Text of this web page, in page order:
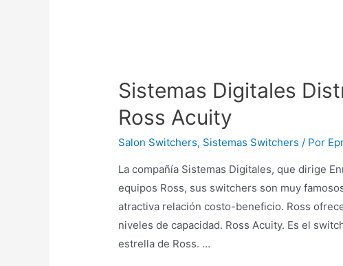
Sistemas Digitales
Ross Acuity
Salon Switchers, Sistemas Switchers / Por
La compañía Sistemas Digitales, que dirige
equipos Ross, sus switchers son muy
atractiva relación costo-beneficio. Ross
niveles de capacidad. Ross Acuity. Es el
estrella de Ross. …